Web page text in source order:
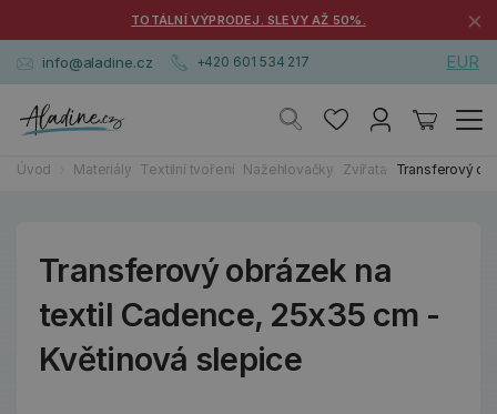
TOTÁLNÍ VÝPRODEJ. SLEVY AŽ 50%. ×
info@aladine.cz +420 601 534 217 EUR
Úvod Materiály Textilní tvoření Nažehlovačky Zvířata Transferový
Transferový obrázek na
textil Cadence, 25x35 cm -
Květinová slepice